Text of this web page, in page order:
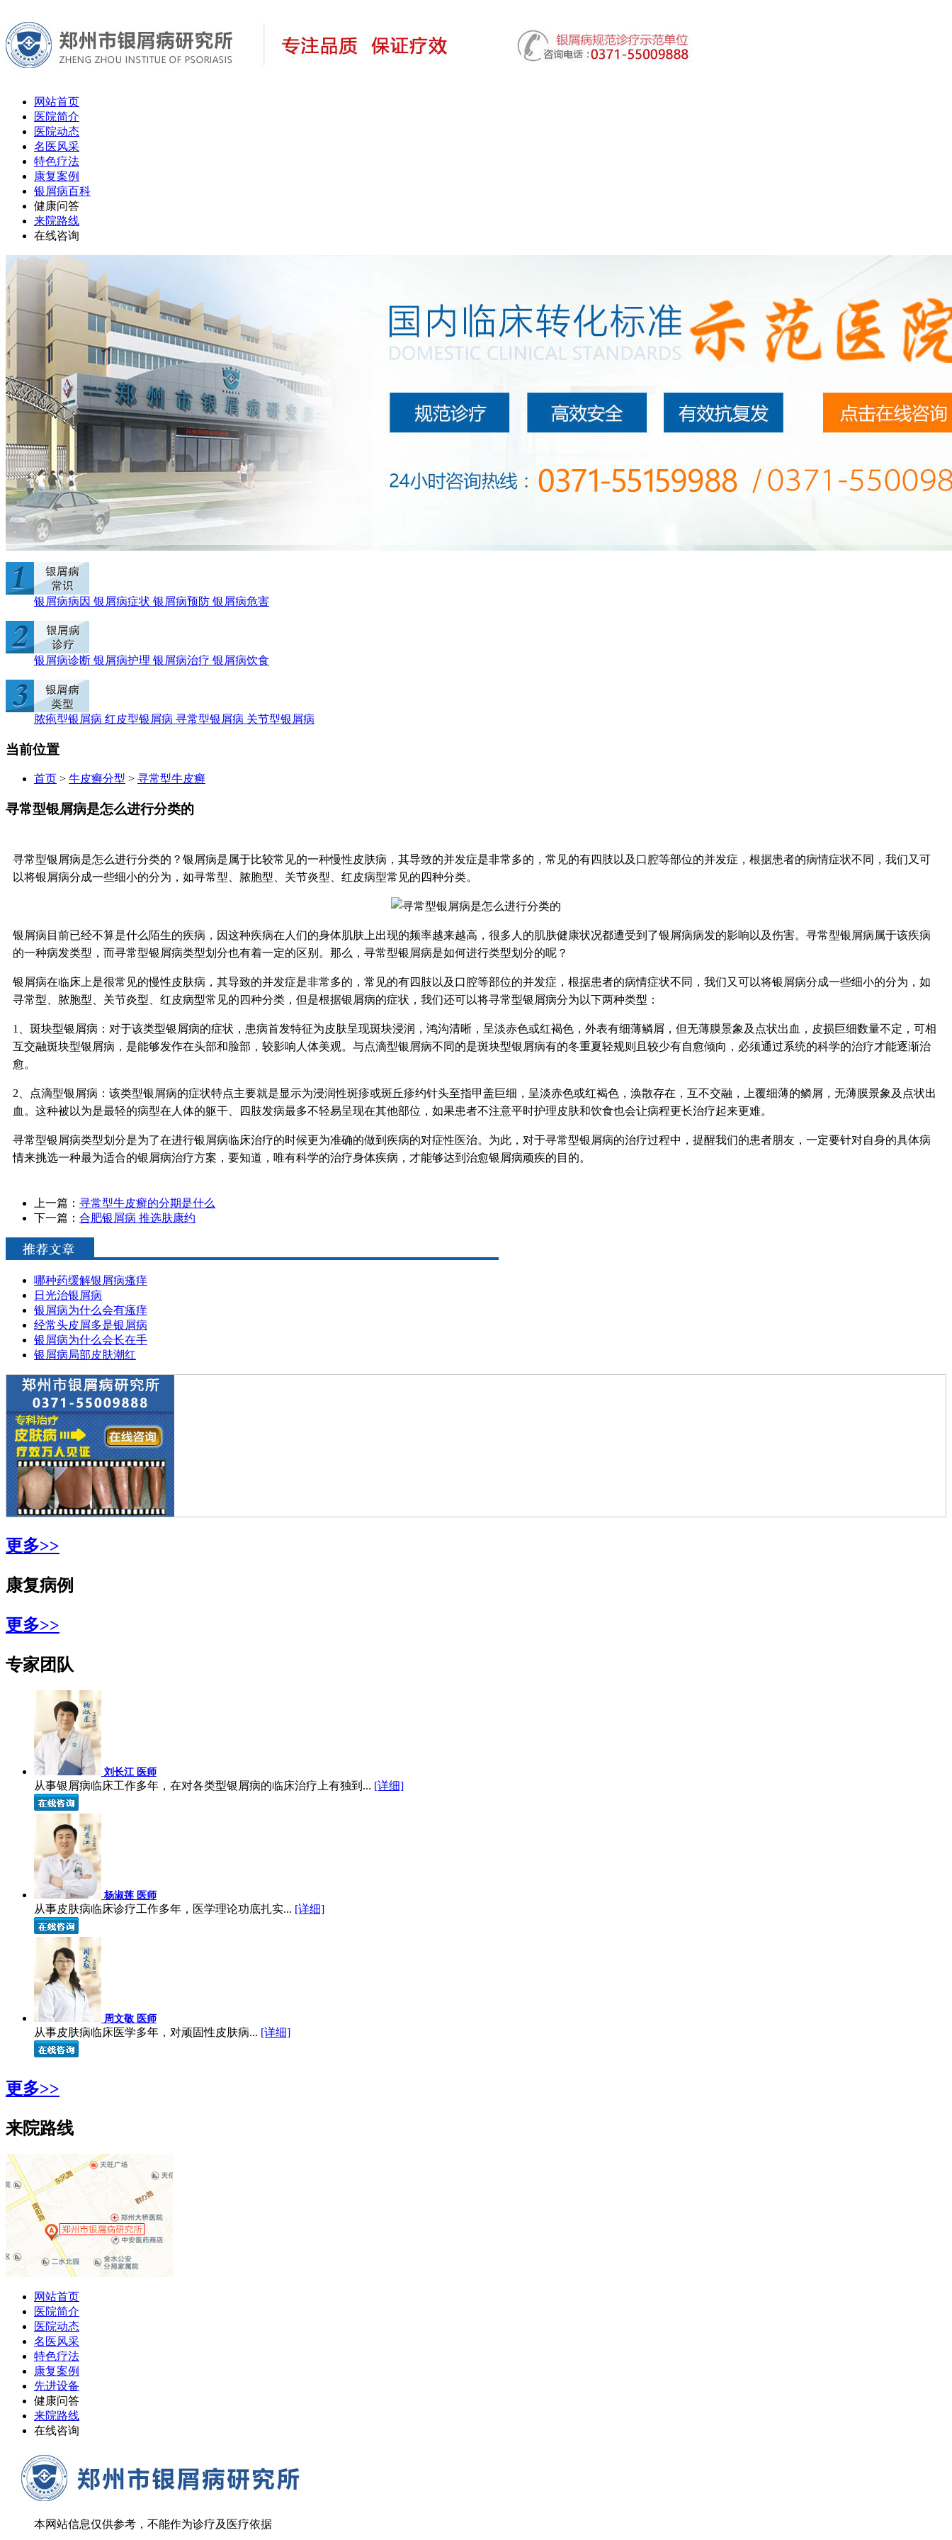
网站首页
医院简介
医院动态
名医风采
特色疗法
康复案例
银屑病百科
健康问答
来院路线
在线咨询
银屑病病因 银屑病症状 银屑病预防 银屑病危害
银屑病诊断 银屑病护理 银屑病治疗 银屑病饮食
脓疱型银屑病 红皮型银屑病 寻常型银屑病 关节型银屑病
当前位置
首页 > 牛皮癣分型 > 寻常型牛皮癣
寻常型银屑病是怎么进行分类的
寻常型银屑病是怎么进行分类的？银屑病是属于比较常见的一种慢性皮肤病，其导致的并发症是非常多的，常见的有四肢以及口腔等部位的并发症，根据患者的病情症状不同，我们又可
以将银屑病分成一些细小的分为，如寻常型、脓胞型、关节炎型、红皮病型常见的四种分类。
银屑病目前已经不算是什么陌生的疾病，因这种疾病在人们的身体肌肤上出现的频率越来越高，很多人的肌肤健康状况都遭受到了银屑病病发的影响以及伤害。寻常型银屑病属于该疾病
的一种病发类型，而寻常型银屑病类型划分也有着一定的区别。那么，寻常型银屑病是如何进行类型划分的呢？
银屑病在临床上是很常见的慢性皮肤病，其导致的并发症是非常多的，常见的有四肢以及口腔等部位的并发症，根据患者的病情症状不同，我们又可以将银屑病分成一些细小的分为，如
寻常型、脓胞型、关节炎型、红皮病型常见的四种分类，但是根据银屑病的症状，我们还可以将寻常型银屑病分为以下两种类型：
1、斑块型银屑病：对于该类型银屑病的症状，患病首发特征为皮肤呈现斑块浸润，鸿沟清晰，呈淡赤色或红褐色，外表有细薄鳞屑，但无薄膜景象及点状出血，皮损巨细数量不定，可相
互交融斑块型银屑病，是能够发作在头部和脸部，较影响人体美观。与点滴型银屑病不同的是斑块型银屑病有的冬重夏轻规则且较少有自愈倾向，必须通过系统的科学的治疗才能逐渐治
愈。
2、点滴型银屑病：该类型银屑病的症状特点主要就是显示为浸润性斑疹或斑丘疹约针头至指甲盖巨细，呈淡赤色或红褐色，涣散存在，互不交融，上覆细薄的鳞屑，无薄膜景象及点状出
血。这种被以为是最轻的病型在人体的躯干、四肢发病最多不轻易呈现在其他部位，如果患者不注意平时护理皮肤和饮食也会让病程更长治疗起来更难。
寻常型银屑病类型划分是为了在进行银屑病临床治疗的时候更为准确的做到疾病的对症性医治。为此，对于寻常型银屑病的治疗过程中，提醒我们的患者朋友，一定要针对自身的具体病
情来挑选一种最为适合的银屑病治疗方案，要知道，唯有科学的治疗身体疾病，才能够达到治愈银屑病顽疾的目的。
上一篇： 寻常型牛皮癣的分期是什么
下一篇： 合肥银屑病 推选肤康约
哪种药缓解银屑病瘙痒
日光治银屑病
银屑病为什么会有瘙痒
经常头皮屑多是银屑病
银屑病为什么会长在手
银屑病局部皮肤潮红
更多>>
康复病例
更多>>
专家团队
刘长江 医师
从事银屑病临床工作多年，在对各类型银屑病的临床治疗上有独到... [详细]
杨淑莲 医师
从事皮肤病临床诊疗工作多年，医学理论功底扎实... [详细]
周文敬 医师
从事皮肤病临床医学多年，对顽固性皮肤病... [详细]
更多>>
来院路线
网站首页
医院简介
医院动态
名医风采
特色疗法
康复案例
先进设备
健康问答
来院路线
在线咨询
本网站信息仅供参考，不能作为诊疗及医疗依据